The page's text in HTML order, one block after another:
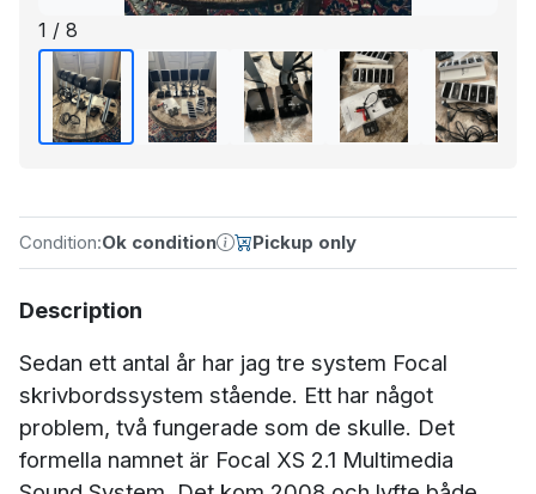
1 / 8
Condition:Ok condition Pickup only
Description
Sedan ett antal år har jag tre system Focal
skrivbordssystem stående. Ett har något
problem, två fungerade som de skulle. Det
formella namnet är Focal XS 2.1 Multimedia